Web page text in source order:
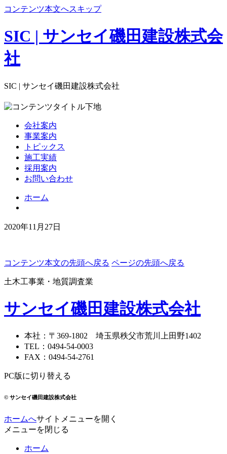
コンテンツ本文へスキップ
SIC | サンセイ磯田建設株式会
社
SIC | サンセイ磯田建設株式会社
会社案内
事業案内
トピックス
施工実績
採用案内
お問い合わせ
ホーム
2020年11月27日
コンテンツ本文の先頭へ戻る ページの先頭へ戻る
土木工事業・地質調査業
サンセイ磯田建設株式会社
本社 ：〒369-1802 埼玉県秩父市荒川上田野1402
TEL ： 0494-54-0003
FAX ： 0494-54-2761
PC版に切り替える
© サンセイ磯田建設株式会社
ホームへサイトメニューを開く
メニューを閉じる
ホーム